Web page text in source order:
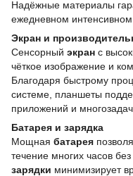
Надёжные материалы
ежедневном интенсивном
Экран и
Сенсорный экран с
чёткое изображение и
Благодаря быстрому
системе, планшеты
приложений и
Батарея и зарядка
Мощная батарея
течение многих часов
зарядки минимизирует